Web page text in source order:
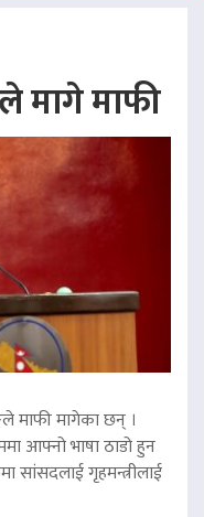
मागे माफी
माफी मागेका छन् ।
आफ्नो भाषा ठाडो हुन
सांसदलाई गृहमन्त्रीलाई